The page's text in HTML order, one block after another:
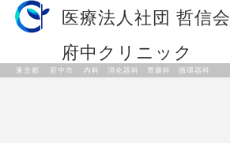
東京都 府中市 内科 消化器科 胃腸科 循環器科
医療法人社団 哲信会
府中クリニック